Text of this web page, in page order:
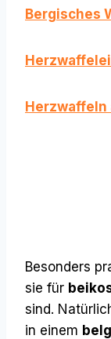
Bergisches
Herzwaffeln
Besonders
sie für
sind.
in einem